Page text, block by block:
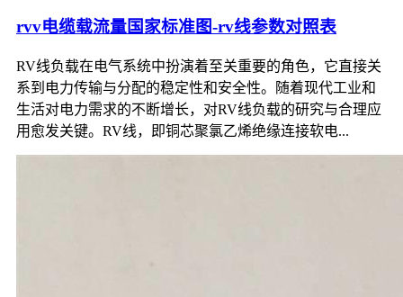
rvv电缆载流量国家标准图-rv线参数对照表
RV线负载在电气系统中扮演着至关重要的角色，它直接关
系到电力传输与分配的稳定性和安全性。随着现代工业和
生活对电力需求的不断增长，对RV线负载的研究与合理应
用愈发关键。RV线，即铜芯聚氯乙烯绝缘连接软电...